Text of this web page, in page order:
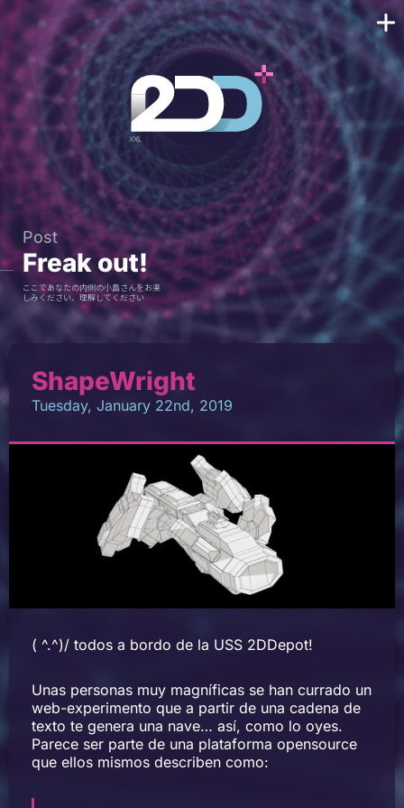
Post
Freak out!
ここであなたの内側の小島さんをお楽
しみください、理解してください
ShapeWright
Tuesday, January 22nd, 2019
( ^.^)/ todos a bordo de la USS 2DDepot!
Unas personas muy magníficas se han currado un
web-experimento que a partir de una cadena de
texto te genera una nave… así, como lo oyes.
Parece ser parte de una plataforma opensource
que ellos mismos describen como: